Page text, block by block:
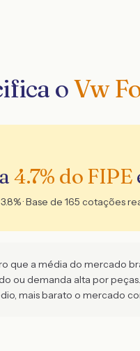
oVw
4.7% do FIPE
3.8% · Base de 165 cotações
que a média do mercado
ou demanda alta por peças.
mais barato o mercado